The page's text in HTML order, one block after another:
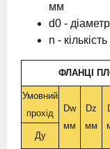
мм
d0 -
n -
ФЛАНЦІ
Умовний
прохід
Dw
мм
Dz
мм
Ду